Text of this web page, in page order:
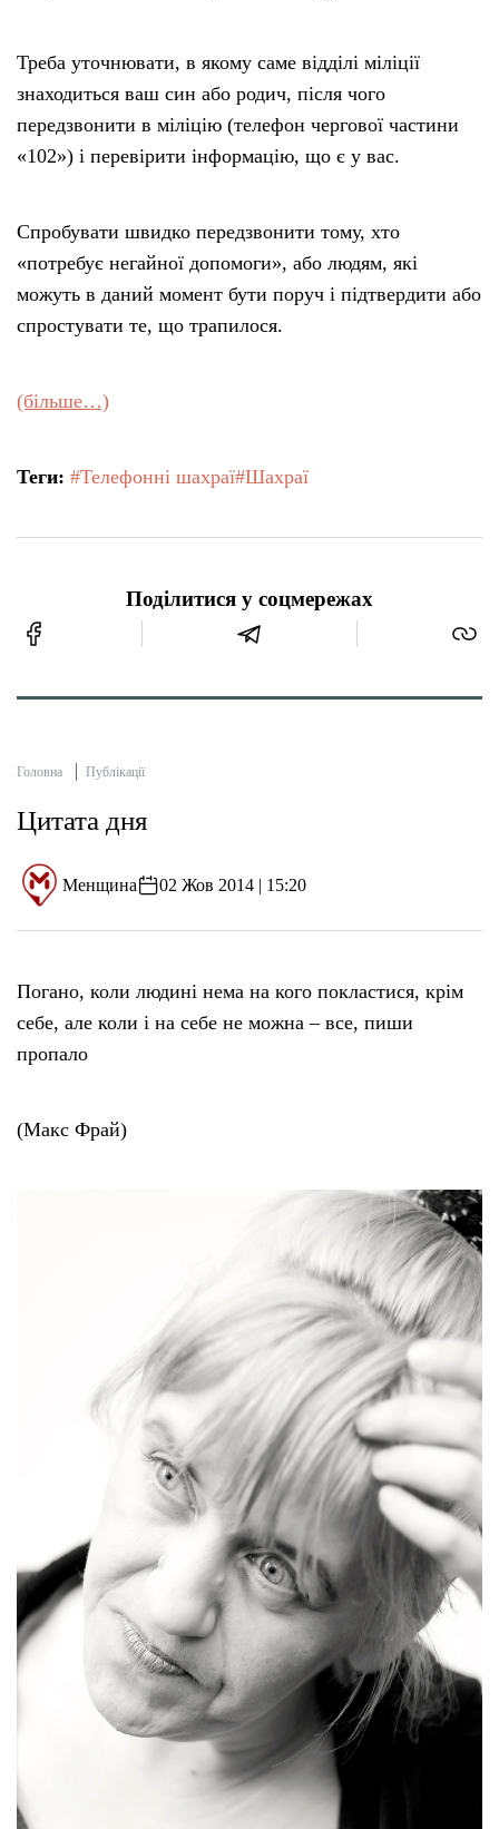
Треба уточнювати, в якому саме відділі міліції
знаходиться ваш син або родич, після чого
передзвонити в міліцію (телефон чергової частини
«102») і перевірити інформацію, що є у вас.
Спробувати швидко передзвонити тому, хто
«потребує негайної допомоги», або людям, які
можуть в даний момент бути поруч і підтвердити або
спростувати те, що трапилося.
(більше…)
Теги: #Телефонні шахраї#Шахраї
Поділитися у соцмережах
Головна Публікації
Цитата дня
Менщина 02 Жов 2014 | 15:20
Погано, коли людині нема на кого покластися, крім
себе, але коли і на себе не можна – все, пиши
пропало
(Макс Фрай)